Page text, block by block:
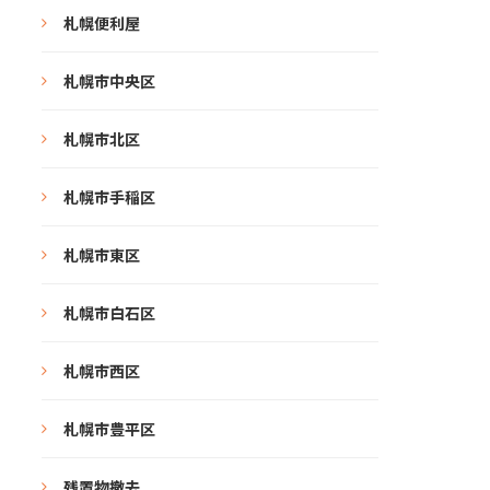
札幌便利屋
札幌市中央区
札幌市北区
札幌市手稲区
札幌市東区
札幌市白石区
札幌市西区
札幌市豊平区